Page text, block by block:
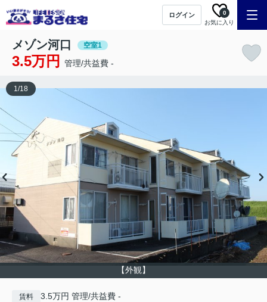
ログイン
お気に入り
0
メゾン河口 空室1
3.5万円 管理/共益費 -
【外観】
1/18
賃料 3.5万円 管理/共益費 -